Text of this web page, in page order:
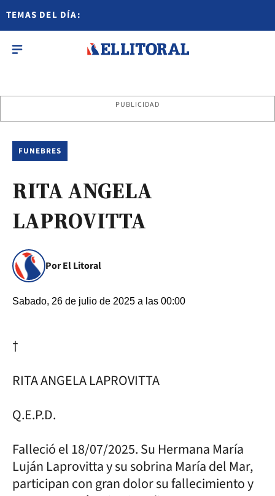
TEMAS DEL DÍA:
PUBLICIDAD
FUNEBRES
RITA ANGELA
LAPROVITTA
Por El Litoral
Sabado, 26 de julio de 2025 a las 00:00
†
RITA ANGELA LAPROVITTA
Q.E.P.D.
Falleció el 18/07/2025. Su Hermana María
Luján Laprovitta y su sobrina María del Mar,
participan con gran dolor su fallecimiento y